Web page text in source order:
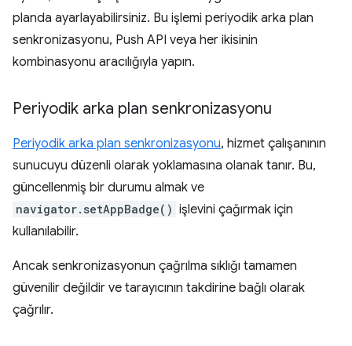
planda ayarlayabilirsiniz. Bu işlemi periyodik arka plan
senkronizasyonu, Push API veya her ikisinin
kombinasyonu aracılığıyla yapın.
Periyodik arka plan senkronizasyonu
Periyodik arka plan senkronizasyonu, hizmet çalışanının
sunucuyu düzenli olarak yoklamasına olanak tanır. Bu,
güncellenmiş bir durumu almak ve
navigator.setAppBadge() işlevini çağırmak için
kullanılabilir.
Ancak senkronizasyonun çağrılma sıklığı tamamen
güvenilir değildir ve tarayıcının takdirine bağlı olarak
çağrılır.